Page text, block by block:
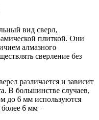
вид сверл,
плиткой. Они
алмазного
сверление без
различается и зависит
В большинстве случаев,
до 6 мм используются
более 6 мм –